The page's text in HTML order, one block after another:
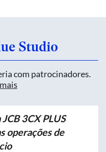
Studio
com patrocinadores.
3CX PLUS
operações de